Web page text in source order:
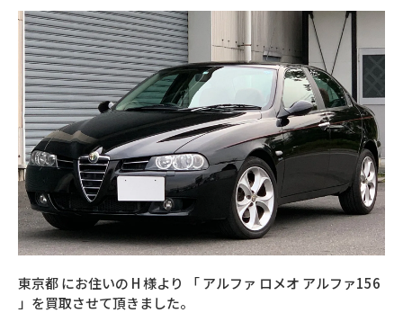
閉じる
東京都にお住いの H様より 「アルファ ロメオ アルファ156
」を買取させて頂きました。